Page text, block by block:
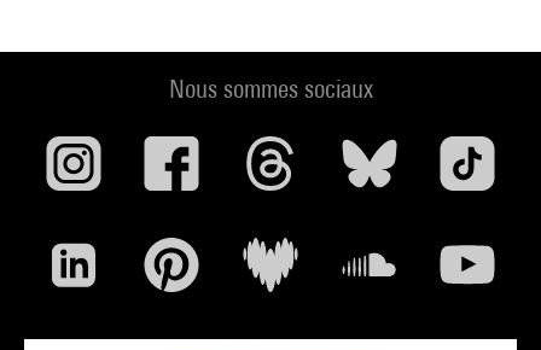
Nous sommes sociaux